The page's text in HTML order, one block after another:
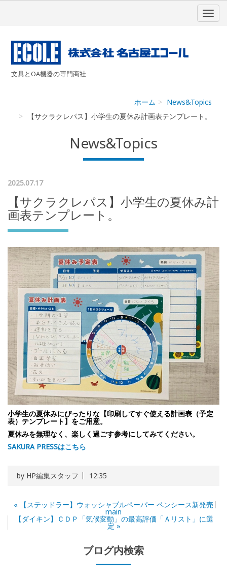
文具とOA機器の専門商社
ホーム
News&Topics
【サクラクレパス】小学生の夏休み計画表テンプレート。
News&Topics
2025.07.17
【サクラクレパス】小学生の夏休み計
画表テンプレート。
小学生の夏休みにぴったりな【印刷してすぐ使える計画表（予定
表）テンプレート】をご用意。
夏休みを無理なく、楽しく過ごす参考にしてみてください。
SAKURA PRESSはこちら
by HP編集スタッフ 12:35
« 【ステッドラー】ウォッシャブルペーパー ペンシース新発売
main
【ダイキン】ＣＤＰ「気候変動」の最高評価「Ａリスト」に選
定 »
ブログ内検索